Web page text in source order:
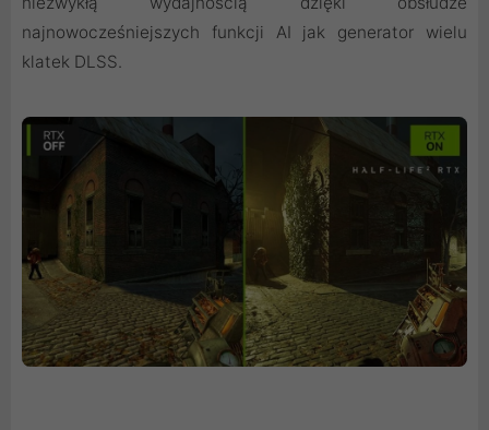
najnowocześniejszych funkcji AI jak generator wielu
klatek DLSS.